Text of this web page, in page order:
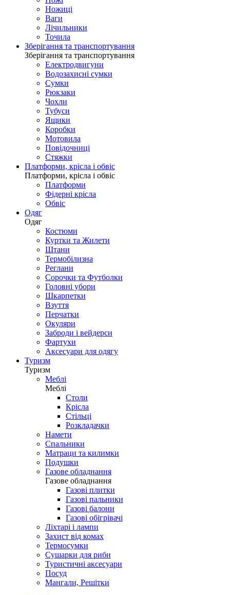
Ножиці
Ваги
Лічильники
Точила
Зберігання та транспортування
Зберігання та транспортування
Електродвигуни
Водозахисні сумки
Сумки
Рюкзаки
Чохли
Тубуси
Ящики
Коробки
Мотовила
Повідочниці
Стяжки
Платформи, крісла і обвіс
Платформи, крісла і обвіс
Платформи
Фідерні крісла
Обвіс
Одяг
Одяг
Костюми
Куртки та Жилети
Штани
Термобілизна
Реглани
Сорочки та Футболки
Головні убори
Шкарпетки
Взуття
Перчатки
Окуляри
Заброди і вейдерси
Фартухи
Аксесуари для одягу
Туризм
Туризм
Меблі
Меблі
Столи
Крісла
Стільці
Розкладачки
Намети
Спальники
Матраци та килимки
Подушки
Газове обладнання
Газове обладнання
Газові плитки
Газові пальники
Газові балони
Газові обігрівачі
Ліхтарі і лампи
Захист від комах
Термосумки
Сушарки для риби
Туристичні аксесуари
Посуд
Мангали, Решітки